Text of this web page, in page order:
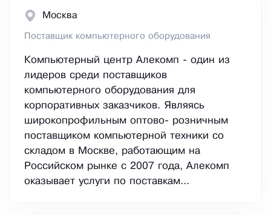
Москва
Поставщик компьютерного оборудования
Компьютерный центр Алекомп - один из
лидеров среди поставщиков
компьютерного оборудования для
корпоративных заказчиков. Являясь
широкопрофильным оптово- розничным
поставщиком компьютерной техники со
складом в Москве, работающим на
Российском рынке с 2007 года, Алекомп
оказывает услуги по поставкам...